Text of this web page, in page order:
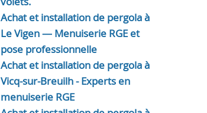
Achat et installation de pergola à
Le Vigen — Menuiserie RGE et
pose professionnelle
Achat et installation de pergola à
Vicq-sur-Breuilh - Experts en
menuiserie RGE